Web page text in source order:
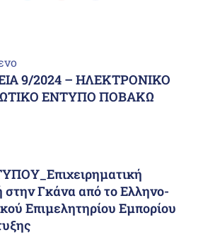
9/2024 – ΗΛΕΚΤΡΟΝΙΚΟ
ΕΝΤΥΠΟ ΠΟΒΑΚΩ
στην Γκάνα από το Ελληνο-
Επιμελητηρίου Εμπορίου